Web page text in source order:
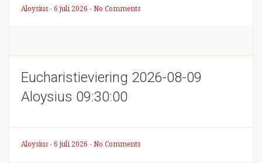
Aloysius - 6 juli 2026 - No Comments
Eucharistieviering 2026-08-09
Aloysius 09:30:00
Aloysius - 6 juli 2026 - No Comments